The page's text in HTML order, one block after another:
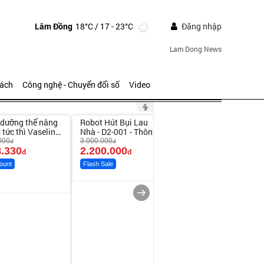
Lâm Đồng 18°C/ 17 - 23°C Đăng nhập
Lam Dong News
Công nghệ - Chuyển đổi số Video
thể nâng
tức thì Vaseline
đ
đ
-26%
Robot Hút Bụi Lau
Nhà - D2-001 - Thông
Minh
3.000.000đ
2.200.000đ
Flash Sale